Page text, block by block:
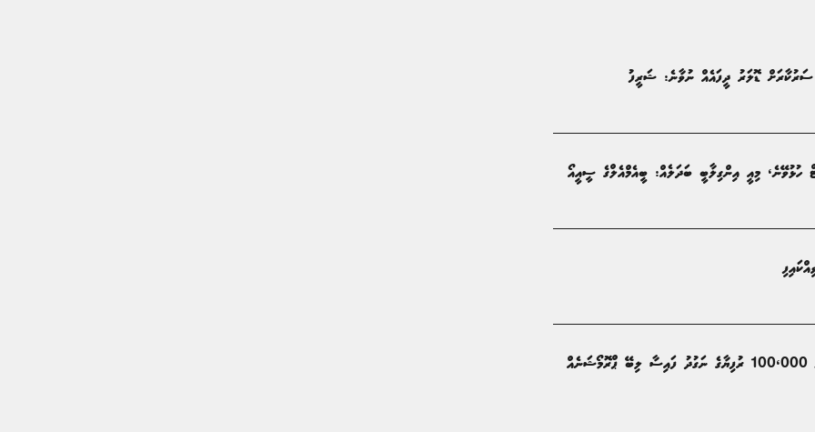
ޑޮލަރު ދީފައެއް ނުވާނެ: ޝަރީފު
ހުޅުވޭނެ، މިއީ އިންގިލާބީ ބަދަލެއް: ބީއެމްއެލްގެ ސީއީއޯ
ބޭންކް އޮފް މޯލްޑިވްސްއާއި މާސްޓަރކާޑު ގުޅިގެން 100،000 ރުފިޔާގެ ނަގުދު ފައިސާ ލިބޭ ޕްރޮމޯޝަނެއް